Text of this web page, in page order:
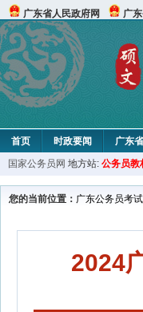
广东省人民政府网 广
首页 时政要闻 广东
国家公务员网 地方站: 公务员教
您的当前位置： 广东公务员考
2024